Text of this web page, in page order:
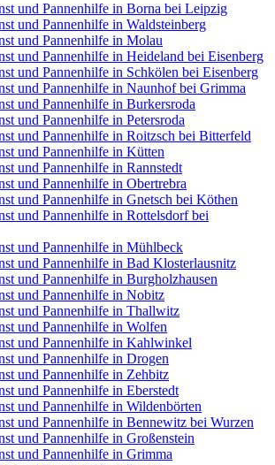
und Pannenhilfe in Borna bei Leipzig
und Pannenhilfe in Waldsteinberg
und Pannenhilfe in Molau
und Pannenhilfe in Heideland bei Eisenberg
und Pannenhilfe in Schkölen bei Eisenberg
und Pannenhilfe in Naunhof bei Grimma
und Pannenhilfe in Burkersroda
und Pannenhilfe in Petersroda
und Pannenhilfe in Roitzsch bei Bitterfeld
und Pannenhilfe in Kütten
und Pannenhilfe in Rannstedt
und Pannenhilfe in Obertrebra
und Pannenhilfe in Gnetsch bei Köthen
und Pannenhilfe in Rottelsdorf bei
und Pannenhilfe in Mühlbeck
und Pannenhilfe in Bad Klosterlausnitz
und Pannenhilfe in Burgholzhausen
und Pannenhilfe in Nobitz
und Pannenhilfe in Thallwitz
und Pannenhilfe in Wolfen
und Pannenhilfe in Kahlwinkel
und Pannenhilfe in Drogen
und Pannenhilfe in Zehbitz
und Pannenhilfe in Eberstedt
und Pannenhilfe in Wildenbörten
und Pannenhilfe in Bennewitz bei Wurzen
und Pannenhilfe in Großenstein
und Pannenhilfe in Grimma